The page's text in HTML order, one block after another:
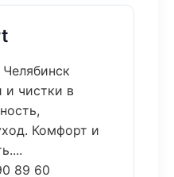
и чистки в
Комфорт и
89 60